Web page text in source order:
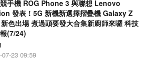
手機 ROG Phone 3 與聯想 Lenovo
發表！5G 新機新選擇摺疊機 Galaxy Z
色出場 煮過頭要發大合集新廚師來囉 科技
(7/24)
07-23 09:59